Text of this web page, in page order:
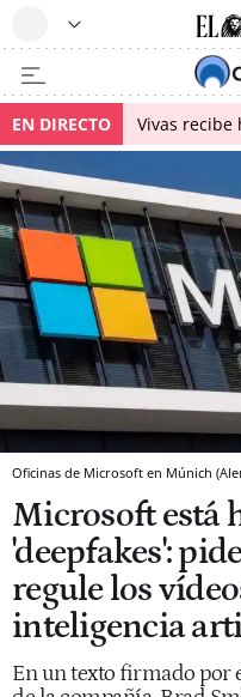
EN DIRECTO Vivas
Oficinas de Microsoft en Múnich
Microsoft está
'deepfakes':
regule los
inteligencia
En un texto firmado por